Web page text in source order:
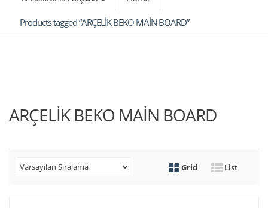
Products tagged “ARÇELİK BEKO MAİN BOARD”
ARÇELİK BEKO MAİN BOARD
Grid List